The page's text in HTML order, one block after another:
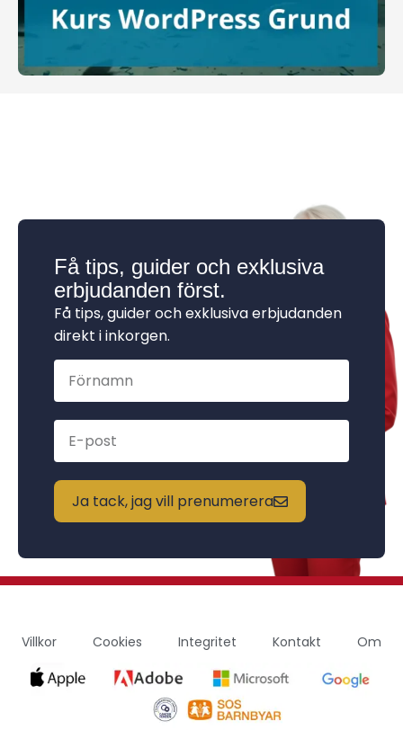
Få tips, guider och exklusiva
erbjudanden först.
Få tips, guider och exklusiva erbjudanden
direkt i inkorgen.
Ja tack, jag vill prenumerera
Villkor Cookies Integritet Kontakt Om